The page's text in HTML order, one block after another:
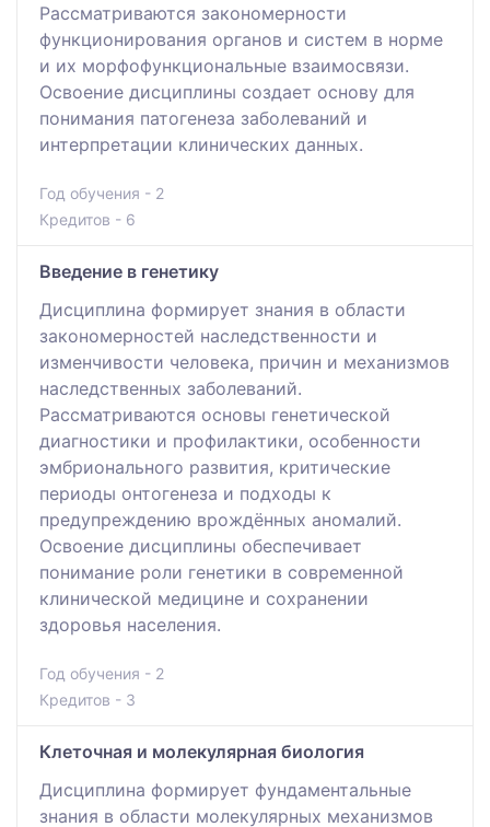
Рассматриваются закономерности
функционирования органов и систем в норме
и их морфофункциональные взаимосвязи.
Освоение дисциплины создает основу для
понимания патогенеза заболеваний и
интерпретации клинических данных.
Год обучения - 2
Кредитов - 6
Введение в генетику
Дисциплина формирует знания в области
закономерностей наследственности и
изменчивости человека, причин и механизмов
наследственных заболеваний.
Рассматриваются основы генетической
диагностики и профилактики, особенности
эмбрионального развития, критические
периоды онтогенеза и подходы к
предупреждению врождённых аномалий.
Освоение дисциплины обеспечивает
понимание роли генетики в современной
клинической медицине и сохранении
здоровья населения.
Год обучения - 2
Кредитов - 3
Клеточная и молекулярная биология
Дисциплина формирует фундаментальные
знания в области молекулярных механизмов